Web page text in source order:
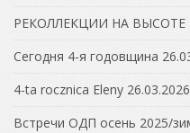
РЕКОЛЛЕКЦИИ НА ВЫСОТЕ
Сегодня 4-я годовщина
4-ta rocznica Eleny 26.03.2026
Встречи ОДП осень 2025/